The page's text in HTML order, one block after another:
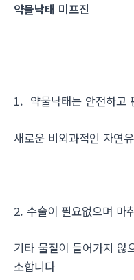
약물낙태 미프진
1. 약물낙태는 안전하고
새로운 비외과적인 자연
2. 수술이 필요없으며 마
기타 물질이 들어가지 않
소합니다